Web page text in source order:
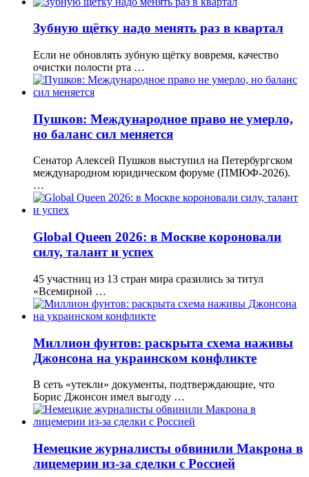
Зубную щётку надо менять раз в квартал
Если не обновлять зубную щётку вовремя, качество
очистки полости рта …
Пушков: Международное право не умерло,
но баланс сил меняется
Сенатор Алексей Пушков выступил на Петербургском
международном юридическом форуме (ПМЮФ-2026).
…
Global Queen 2026: в Москве короновали
силу, талант и успех
45 участниц из 13 стран мира сразились за титул
«Всемирной …
Миллион фунтов: раскрыта схема наживы
Джонсона на украинском конфликте
В сеть «утекли» документы, подтверждающие, что
Борис Джонсон имел выгоду …
Немецкие журналисты обвинили Макрона в
лицемерии из-за сделки с Россией